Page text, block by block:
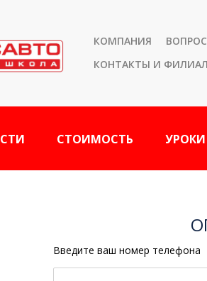
КОМПАНИЯ
КОНТАКТЫ И
СТОИМОСТЬ
Введите ваш номер телефона